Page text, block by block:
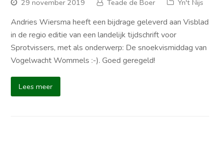
29 november 2019 Teade de Boer Yn't Nijs
Andries Wiersma heeft een bijdrage geleverd aan Visblad
in de regio editie van een landelijk tijdschrift voor
Sprotvissers, met als onderwerp: De snoekvismiddag van
Vogelwacht Wommels :-). Goed geregeld!
Lees meer